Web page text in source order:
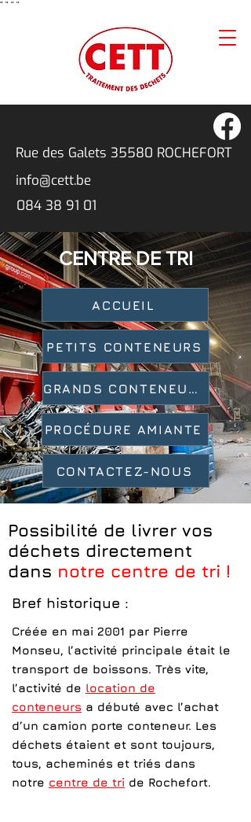
" " " "
Rue des Galets 35580 ROCHEFORT
info@cett.be
084 38 91 01
CENTRE DE TRI
ACCUEIL
PETITS CONTENEURS
PROCÉDURE AMIANTE
CONTACTEZ-NOUS
Possibilité de livrer vos
déchets directement
dans notre centre de tri !
Bref historique :
Créée en mai 2001 par Pierre
Monseu, l’activité principale était le
transport de boissons. Très vite,
l’activité de location de
conteneurs a débuté avec l’achat
d’un camion porte conteneur. Les
déchets étaient et sont toujours,
tous, acheminés et triés dans
notre centre de tri de Rochefort.